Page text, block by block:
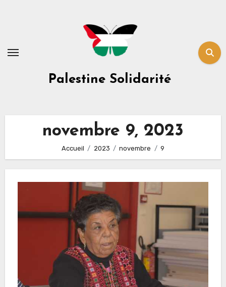
Palestine Solidarité
novembre 9, 2023
Accueil 2023 novembre 9